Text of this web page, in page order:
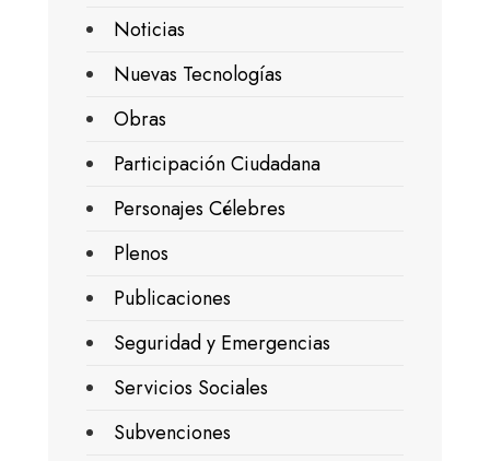
Noticias
Nuevas Tecnologías
Obras
Participación Ciudadana
Personajes Célebres
Plenos
Publicaciones
Seguridad y Emergencias
Servicios Sociales
Subvenciones